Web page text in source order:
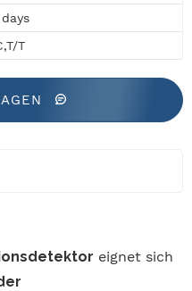
T
eignet sich